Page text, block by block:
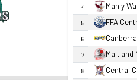
4 Manly
5 FFA
6
7 Maitland
8 Central